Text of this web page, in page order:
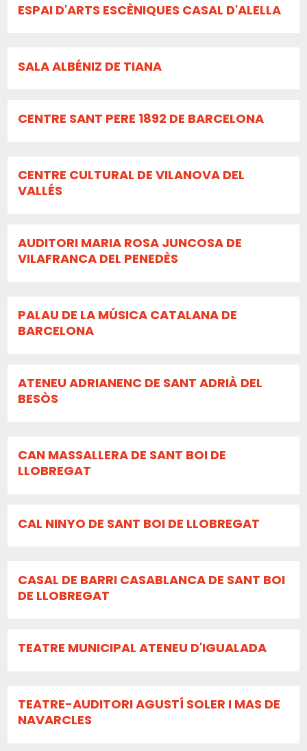
ESPAI D'ARTS ESCÈNIQUES CASAL D'ALELLA
SALA ALBÉNIZ DE TIANA
CENTRE SANT PERE 1892 DE BARCELONA
CENTRE CULTURAL DE VILANOVA DEL
VALLÉS
AUDITORI MARIA ROSA JUNCOSA DE
VILAFRANCA DEL PENEDÈS
PALAU DE LA MÚSICA CATALANA DE
BARCELONA
ATENEU ADRIANENC DE SANT ADRIÀ DEL
BESÒS
CAN MASSALLERA DE SANT BOI DE
LLOBREGAT
CAL NINYO DE SANT BOI DE LLOBREGAT
CASAL DE BARRI CASABLANCA DE SANT BOI
DE LLOBREGAT
TEATRE MUNICIPAL ATENEU D'IGUALADA
TEATRE-AUDITORI AGUSTÍ SOLER I MAS DE
NAVARCLES